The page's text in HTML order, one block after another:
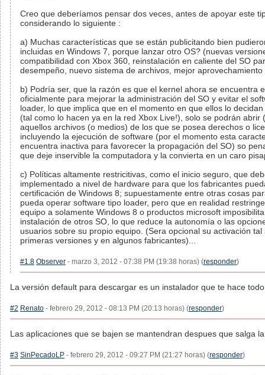
Creo que deberíamos pensar dos veces, antes de apoyar este
considerando lo siguiente :
a) Muchas características que se están publicitando bien
incluidas en Windows 7, porque lanzar otro OS? (nuevas
compatibilidad con Xbox 360, reinstalación en caliente del SO
desempeño, nuevo sistema de archivos, mejor
b) Podría ser, que la razón es que el kernel ahora se encuentra
oficialmente para mejorar la administración del SO y evitar el
loader, lo que implica que en el momento en que ellos lo
(tal como lo hacen ya en la red Xbox Live!), solo se podrán abrir
aquellos archivos (o medios) de los que se posea derechos o
incluyendo la ejecución de software (por el momento esta
encuentra inactiva para favorecer la propagación del SO) so
que deje inservible la computadora y la convierta en un caro
c) Políticas altamente restricitivas, como el inicio seguro, que
implementado a nivel de hardware para que los fabricantes
certificación de Windows 8; supuestamente entre otras cosas
pueda operar software tipo loader, pero que en realidad
equipo a solamente Windows 8 o productos microsoft
instalación de otros SO, lo que reduce la autonomía o las
usuarios sobre su propio equipo. (Sera opcional su activación tal
primeras versiones y en algunos fabricantes)...
#1.8 Observer - marzo 3, 2012 - 07:38 PM (19:38 horas) (responder)
La versión default para descargar es un instalador que te hace
#2 Renato - febrero 29, 2012 - 08:13 PM (20:13 horas) (responder)
Las aplicaciones que se bajen se mantendran despues que salga
#3 SinPecadoLP - febrero 29, 2012 - 09:27 PM (21:27 horas) (responder)